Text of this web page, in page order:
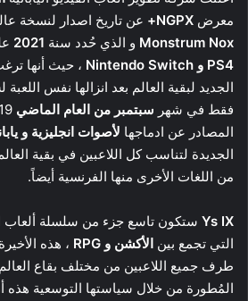
معرض NGPX+ عن تاريخ اصدار لنسخة
Monstrum Nox و الذي حُدد سنة 2021
PS4 و Nintendo Switch
، حيث أنها
الجديد لبقية العالم بعد انزالها نفس
فقط في شهر سبتمبر من العام الماضي
المصادر عن ادماجها لأصوات انجليزية و
الجديدة لتناسب كل اللاعبين في بقية
من اللغات الأخرى منها الفرنسية أيضاً.
Ys IX ستكون تاسع جزء من سلسلة ألعاب
التي تجمع بين الأكشن و RPG
، هذه
طرف جميع اللاعبين من مختلف بقاع
المُطورة من خلال سياستها التوسعية هذه